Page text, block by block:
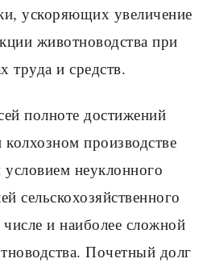
ускоряющих увеличение
животноводства при
труда и средств.
полноте достижений
производстве
неуклонного
сельскохозяйственного
и наиболее сложной
Почетный долг